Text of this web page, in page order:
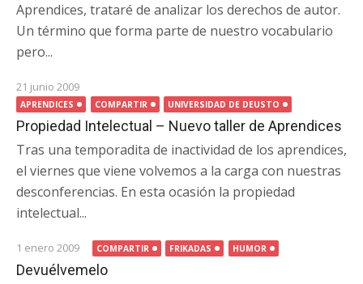
Aprendices, trataré de analizar los derechos de autor.
Un término que forma parte de nuestro vocabulario
pero...
21 junio 2009
APRENDICES COMPARTIR UNIVERSIDAD DE DEUSTO
Propiedad Intelectual – Nuevo taller de Aprendices
Tras una temporadita de inactividad de los aprendices,
el viernes que viene volvemos a la carga con nuestras
desconferencias. En esta ocasión la propiedad
intelectual...
1 enero 2009 COMPARTIR FRIKADAS HUMOR
Devuélvemelo